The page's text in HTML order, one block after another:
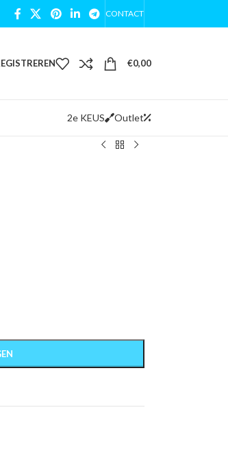
CONTACT
€0,00
2e KEUS Outlet